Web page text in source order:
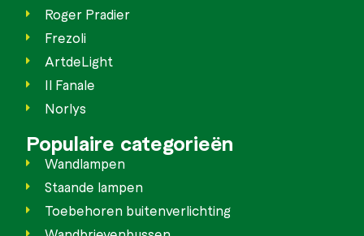
Roger Pradier
Frezoli
ArtdeLight
Il Fanale
Norlys
Populaire categorieën
Wandlampen
Staande lampen
Toebehoren buitenverlichting